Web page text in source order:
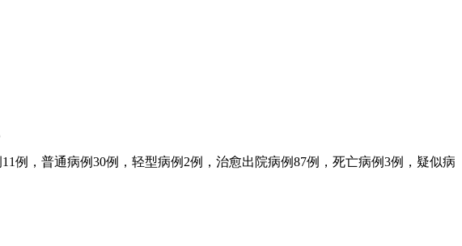
例，普通病例30例，轻型病例2例，治愈出院病例87例，死亡病例3例，疑似病